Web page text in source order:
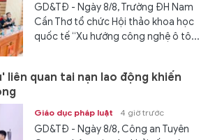
GD&TĐ - Ngày 8/8, Trường ĐH Nam
Cần Thơ tổ chức Hội thảo khoa học
quốc tế “Xu hướng công nghệ ô tô...
liên quan tai nạn lao động khiến
Giáo dục pháp luật 4 giờ trước
GD&TĐ - Ngày 8/8, Công an Tuyên